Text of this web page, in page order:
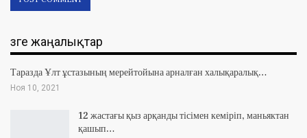
Өзге жаңалықтар
Таразда Ұлт ұстазының мерейтойына арналған халықаралық…
Ноя 10, 2021
12 жастағы қыз арқанды тісімен кеміріп, маньяктан
қашып…